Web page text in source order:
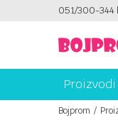
051/300-344
Proizvodi
Bojprom